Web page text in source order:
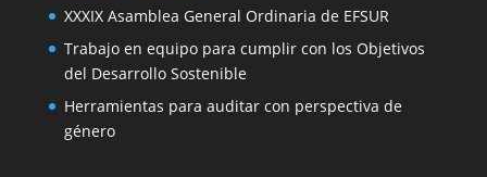
XXXIX Asamblea General Ordinaria de EFSUR
Trabajo en equipo para cumplir con los Objetivos
del Desarrollo Sostenible
Herramientas para auditar con perspectiva de
género